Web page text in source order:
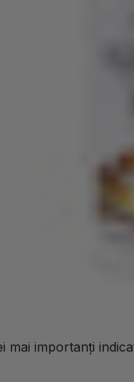
Institutului
ai renumitei
grade de
mai importanți